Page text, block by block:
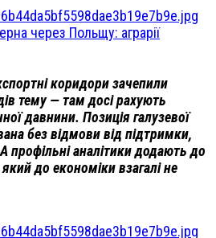
через Польщу: аграрії
коридори зачепили
тему — там досі рахують
давнини. Позиція галузевої
без відмови від підтримки,
профільні аналітики додають до
до економіки взагалі не